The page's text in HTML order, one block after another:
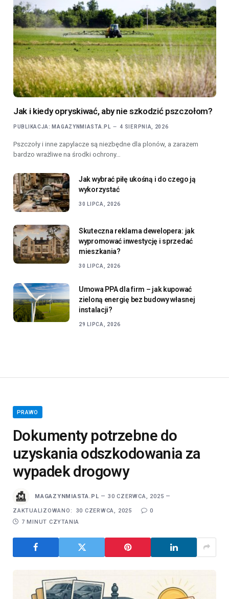
Jak i kiedy opryskiwać, aby nie szkodzić pszczołom?
PUBLIKACJA: MAGAZYNMIASTA.PL 4 SIERPNIA, 2026
Pszczoły i inne zapylacze są niezbędne dla plonów, a zarazem
bardzo wrażliwe na środki ochrony…
Jak wybrać piłę ukośną i do czego ją
wykorzystać
30 LIPCA, 2026
Skuteczna reklama dewelopera: jak
wypromować inwestycję i sprzedać
mieszkania?
30 LIPCA, 2026
Umowa PPA dla firm – jak kupować
zieloną energię bez budowy własnej
instalacji?
29 LIPCA, 2026
PRAWO
Dokumenty potrzebne do
uzyskania odszkodowania za
wypadek drogowy
MAGAZYNMIASTA.PL 30 CZERWCA, 2025
ZAKTUALIZOWANO: 30 CZERWCA, 2025
0
7 MINUT CZYTANIA